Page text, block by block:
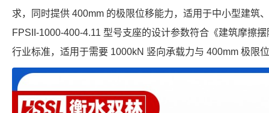
求，同时提供 400mm 的极限位移能力，适用于中小型建筑
FPSII-1000-400-4.11 型号支座的设计参数符合《建筑摩擦
行业标准，适用于需要 1000kN 竖向承载力与 400mm 极限